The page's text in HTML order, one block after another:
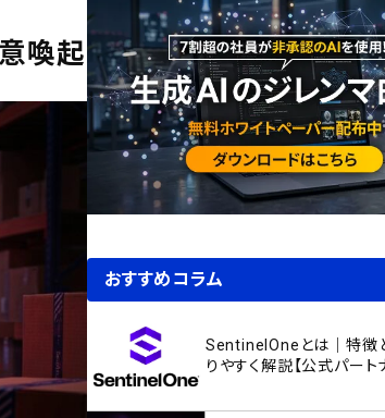
喚起
おすすめコラム
SentinelOneとは｜特徴
りやすく解説【公式パート